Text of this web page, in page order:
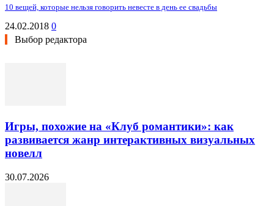
10 вещей, которые нельзя говорить невесте в день ее свадьбы
24.02.2018 0
Выбор редактора
Игры, похожие на «Клуб романтики»: как
развивается жанр интерактивных визуальных
новелл
30.07.2026